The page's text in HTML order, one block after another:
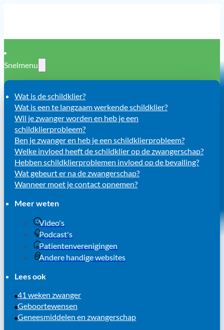
Snelmenu
Wat is de schildklier?
Wat is een te langzaam werkende schildklier?
Wil je zwanger worden en heb je een
schildklierprobleem?
Ben je zwanger en heb je een schildklierprobleem?
Welke invloed heeft de schildklier op de zwangerschap?
Hebben schildklierproblemen invloed op de bevalling?
Wat gebeurt er na de zwangerschap?
Wanneer moet je contact opnemen?
Meer weten
Video's
Podcast's
Patientenverenigingen
Andere handige websites
Lees ook
41 weken zwanger
Geboortewensen
Geneesmiddelen en zwangerschap